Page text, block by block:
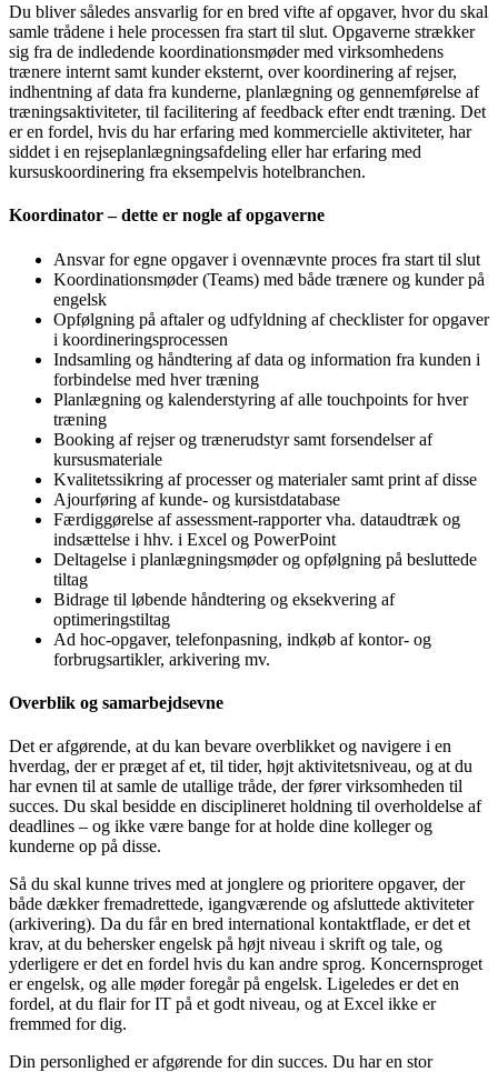
Du bliver således ansvarlig for en bred vifte af opgaver, hvor du skal
samle trådene i hele processen fra start til slut. Opgaverne strækker
sig fra de indledende koordinationsmøder med virksomhedens
trænere internt samt kunder eksternt, over koordinering af rejser,
indhentning af data fra kunderne, planlægning og gennemførelse af
træningsaktiviteter, til facilitering af feedback efter endt træning. Det
er en fordel, hvis du har erfaring med kommercielle aktiviteter, har
siddet i en rejseplanlægningsafdeling eller har erfaring med
kursuskoordinering fra eksempelvis hotelbranchen.
Koordinator – dette er nogle af opgaverne
Ansvar for egne opgaver i ovennævnte proces fra start til slut
Koordinationsmøder (Teams) med både trænere og kunder på
engelsk
Opfølgning på aftaler og udfyldning af checklister for opgaver
i koordineringsprocessen
Indsamling og håndtering af data og information fra kunden i
forbindelse med hver træning
Planlægning og kalenderstyring af alle touchpoints for hver
træning
Booking af rejser og trænerudstyr samt forsendelser af
kursusmateriale
Kvalitetssikring af processer og materialer samt print af disse
Ajourføring af kunde- og kursistdatabase
Færdiggørelse af assessment-rapporter vha. dataudtræk og
indsættelse i hhv. i Excel og PowerPoint
Deltagelse i planlægningsmøder og opfølgning på besluttede
tiltag
Bidrage til løbende håndtering og eksekvering af
optimeringstiltag
Ad hoc-opgaver, telefonpasning, indkøb af kontor- og
forbrugsartikler, arkivering mv.
Overblik og samarbejdsevne
Det er afgørende, at du kan bevare overblikket og navigere i en
hverdag, der er præget af et, til tider, højt aktivitetsniveau, og at du
har evnen til at samle de utallige tråde, der fører virksomheden til
succes. Du skal besidde en disciplineret holdning til overholdelse af
deadlines – og ikke være bange for at holde dine kolleger og
kunderne op på disse.
Så du skal kunne trives med at jonglere og prioritere opgaver, der
både dækker fremadrettede, igangværende og afsluttede aktiviteter
(arkivering). Da du får en bred international kontaktflade, er det et
krav, at du behersker engelsk på højt niveau i skrift og tale, og
yderligere er det en fordel hvis du kan andre sprog. Koncernsproget
er engelsk, og alle møder foregår på engelsk. Ligeledes er det en
fordel, at du flair for IT på et godt niveau, og at Excel ikke er
fremmed for dig.
Din personlighed er afgørende for din succes. Du har en stor